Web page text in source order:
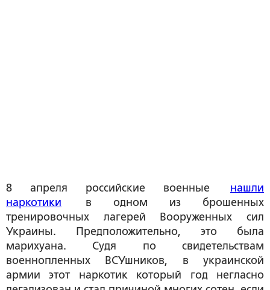
8 апреля российские военные нашли
наркотики в одном из брошенных
тренировочных лагерей Вооруженных сил
Украины. Предположительно, это была
марихуана. Судя по свидетельствам
военнопленных ВСУшников, в украинской
армии этот наркотик который год негласно